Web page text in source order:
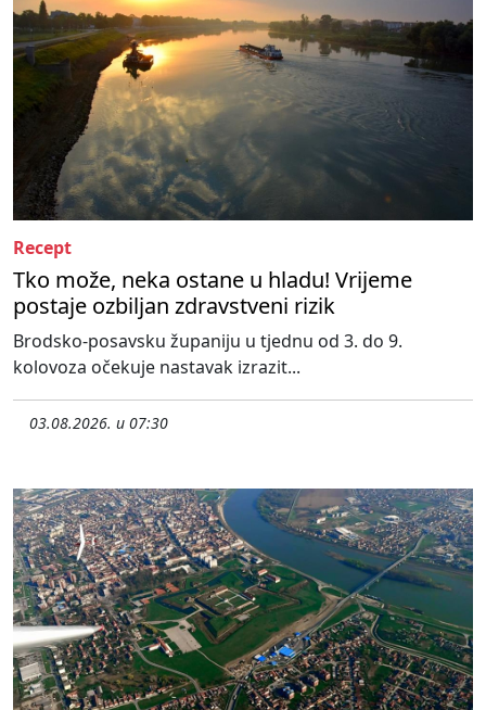
Recept
Tko može, neka ostane u hladu! Vrijeme
postaje ozbiljan zdravstveni rizik
Brodsko-posavsku županiju u tjednu od 3. do 9.
kolovoza očekuje nastavak izrazit...
03.08.2026. u 07:30